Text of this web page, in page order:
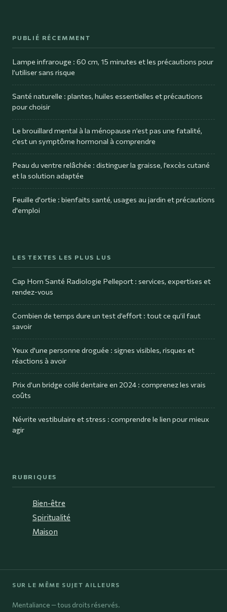
PUBLIÉ RÉCEMMENT
Lampe infrarouge : 60 cm, 15 minutes et les précautions pour
l’utiliser sans risque
Santé naturelle : plantes, huiles essentielles et précautions
pour choisir
Le brouillard mental à la ménopause n’est pas une fatalité,
c’est un symptôme hormonal à comprendre
Peau du ventre relâchée : distinguer la graisse, l’excès cutané
et la solution adaptée
Feuille d'ortie : bienfaits santé, usages au jardin et précautions
d'emploi
LES TEXTES LES PLUS LUS
Cap Horn Santé Radiologie Pelleport : services, expertises et
rendez-vous
Combien de temps dure un test d’effort : tout ce qu’il faut
savoir
Yeux d'une personne droguée : signes visibles, risques et
réactions à avoir
Prix d’un bridge collé dentaire en 2024 : comprenez les vrais
coûts
Névrite vestibulaire et stress : comprendre le lien pour mieux
agir
RUBRIQUES
Bien-être
Spiritualité
Maison
SUR LE MÊME SUJET AILLEURS
Mentaliance — tous droits réservés.